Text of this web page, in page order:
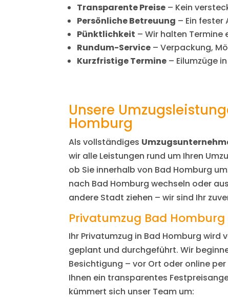
Transparente Preise – Kein
Persönliche Betreuung – Ein
Pünktlichkeit – Wir halten Termine
Rundum-Service – Verpackung,
Kurzfristige Termine – Eilumzüge
Unsere
Homburg
Als vollständiges
wir alle Leistungen rund um Ihren
ob Sie innerhalb von Bad Homburg
nach Bad Homburg wechseln oder
andere Stadt ziehen – wir sind Ihr
Privatumzug Bad Homburg
Ihr Privatumzug in Bad Homburg wird
geplant und durchgeführt. Wir
Besichtigung – vor Ort oder online
Ihnen ein transparentes
kümmert sich unser Team um: